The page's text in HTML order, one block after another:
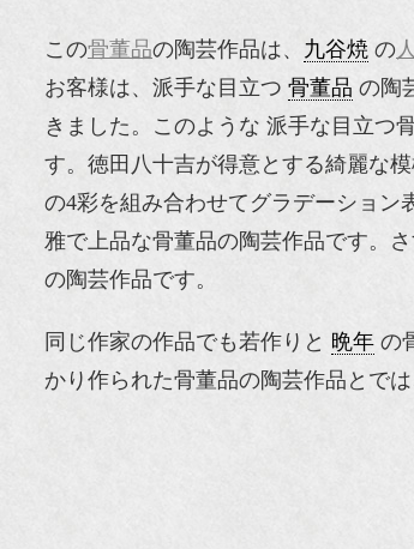
この骨董品の陶芸作品は、 九谷焼 の
お客様は、派手な目立つ 骨董品 の陶
きました。このような 派手な目立つ
す。徳田八十吉が得意とする綺麗な模
の4彩を組み合わせてグラデーション
雅で上品な骨董品の陶芸作品です。さ
の陶芸作品です。
同じ作家の作品でも若作りと 晩年 の
かり作られた骨董品の陶芸作品とで